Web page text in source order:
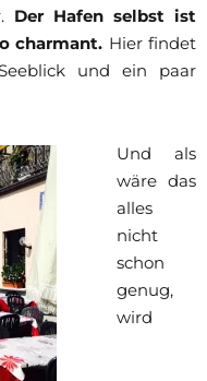
Der Hafen selbst ist
charmant. Hier findet
und ein paar
Und als
wäre das
alles
nicht
schon
genug,
wird